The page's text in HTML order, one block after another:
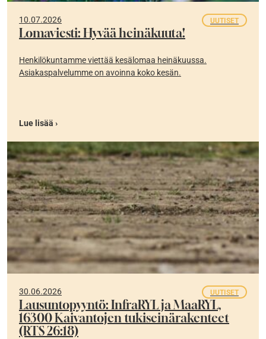
10.07.2026 UUTISET
Lomaviesti: Hyvää heinäkuuta!
Henkilökuntamme viettää kesälomaa heinäkuussa.
Asiakaspalvelumme on avoinna koko kesän.
Lue lisää ›
30.06.2026 UUTISET
Lausuntopyyntö: InfraRYL ja MaaRYL,
16300 Kaivantojen tukiseinärakenteet
(RTS 26:18)